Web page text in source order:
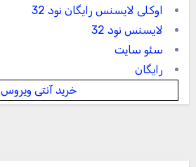
اوکلی لایسنس رایگان نود 32
لایسنس نود 32
سئو سایت
رایگان
خرید آنتی ویروس